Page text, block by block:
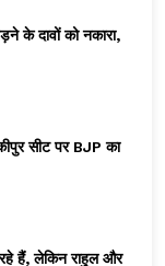
के दावों को नकारा,
सीट पर BJP का
हैं, लेकिन राहुल और